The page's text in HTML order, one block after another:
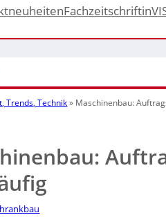
Fachzeitschrift
Trends, Technik» Maschinenbau: